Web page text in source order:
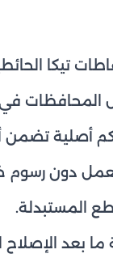
تيكا
المحافظات
أصلية تضمن
دون رسوم
المستبدلة.